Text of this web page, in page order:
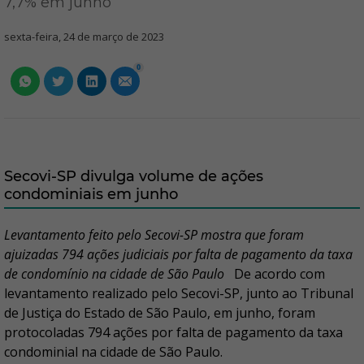
sexta-feira, 24 de março de 2023
0
Secovi-SP divulga volume de ações
condominiais em junho
Levantamento feito pelo Secovi-SP mostra que foram
ajuizadas 794 ações judiciais por falta de pagamento da taxa
de condomínio na cidade de São Paulo De acordo com
levantamento realizado pelo Secovi-SP, junto ao Tribunal
de Justiça do Estado de São Paulo, em junho, foram
protocoladas 794 ações por falta de pagamento da taxa
condominial na cidade de São Paulo.